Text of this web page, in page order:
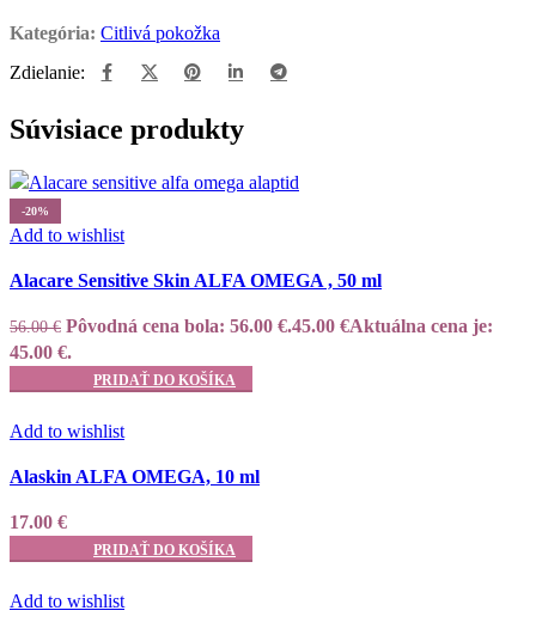
Kategória: Citlivá pokožka
Zdielanie:
Súvisiace produkty
-20%
Add to wishlist
Alacare Sensitive Skin ALFA OMEGA , 50 ml
56.00€ Pôvodná cena bola: 56.00 €.45.00 €Aktuálna cena je:
45.00 €.
PRIDAŤ DO KOŠÍKA
Add to wishlist
Alaskin ALFA OMEGA, 10 ml
17.00 €
PRIDAŤ DO KOŠÍKA
Add to wishlist